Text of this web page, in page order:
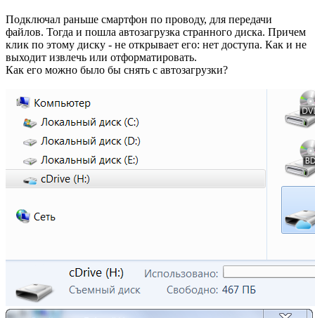
Подключал раньше смартфон по проводу, для передачи
файлов. Тогда и пошла автозагрузка странного диска. Причем
клик по этому диску - не открывает его: нет доступа. Как и не
выходит извлечь или отформатировать.
Как его можно было бы снять с автозагрузки?